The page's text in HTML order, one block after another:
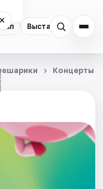
Выставки
×
☾
Концерты